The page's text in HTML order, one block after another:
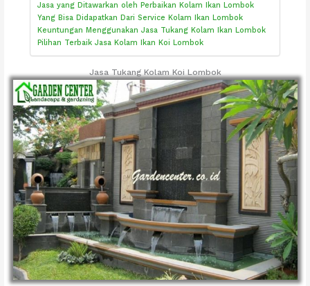
Jasa yang Ditawarkan oleh Perbaikan Kolam Ikan Lombok
Yang Bisa Didapatkan Dari Service Kolam Ikan Lombok
Keuntungan Menggunakan Jasa Tukang Kolam Ikan Lombok
Pilihan Terbaik Jasa Kolam Ikan Koi Lombok
Jasa Tukang Kolam Koi Lombok